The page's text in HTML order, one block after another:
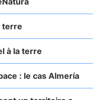
terre
à la terre
: le cas Almería